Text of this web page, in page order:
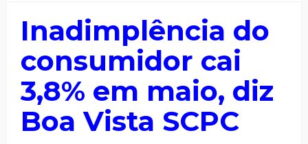
Inadimplência do
consumidor cai
3,8% em maio, diz
Boa Vista SCPC